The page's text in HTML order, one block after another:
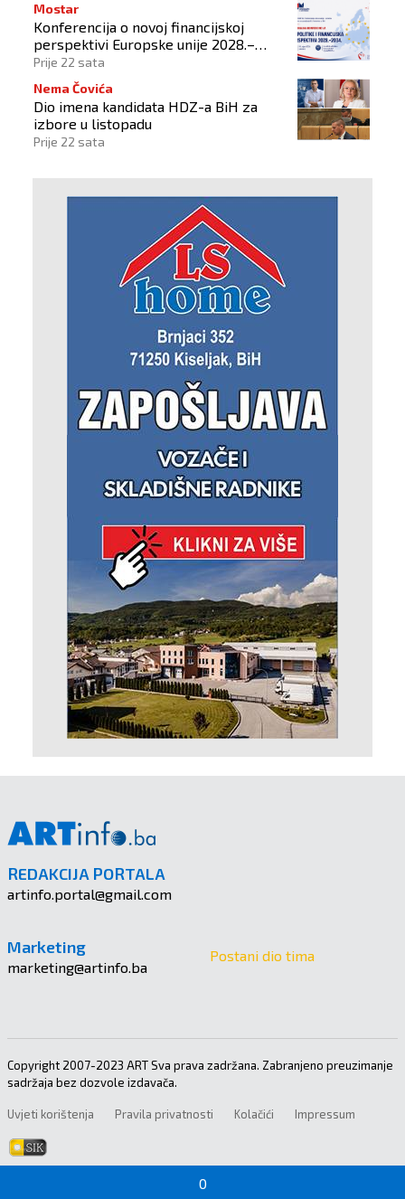
0
Mostar
Konferencija o novoj financijskoj
perspektivi Europske unije 2028.–
2034.
Prije 22 sata
Nema Čovića
Dio imena kandidata HDZ-a BiH za
izbore u listopadu
Prije 22 sata
REDAKCIJA PORTALA
artinfo.portal@gmail.com
Marketing
marketing@artinfo.ba
Postani dio tima
Copyright 2007-2023 ART Sva prava zadržana. Zabranjeno preuzimanje
sadržaja bez dozvole izdavača.
Uvjeti korištenja Pravila privatnosti Kolačići Impressum